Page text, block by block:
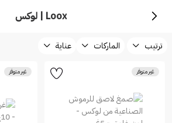
Loox | لوكس
ترتيب الماركات عناية
غير متوفر غير متوفر